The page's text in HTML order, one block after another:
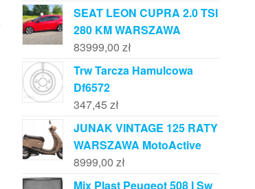
SEAT LEON CUPRA 2.0 TSI
280 KM WARSZAWA
83999,00 zł
Trw Tarcza Hamulcowa
Df6572
347,45 zł
JUNAK VINTAGE 125 RATY
WARSZAWA MotoActive
8999,00 zł
Mix Plast Peugeot 508 I Sw